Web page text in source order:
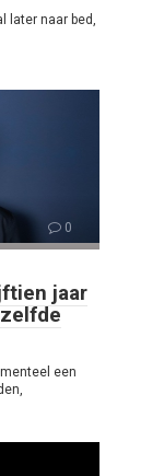
later naar bed,
0
jaar
een